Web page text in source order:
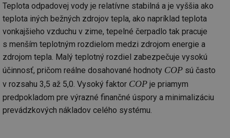
Teplota odpadovej vody je relatívne stabilná a je vyššia ako
teplota iných bežných zdrojov tepla, ako napríklad teplota
vonkajšieho vzduchu v zime, tepelné čerpadlo tak pracuje
s menším teplotným rozdielom medzi zdrojom energie a
zdrojom tepla. Malý teplotný rozdiel zabezpečuje vysokú
účinnosť, pričom reálne dosahované hodnoty COP sú často
v rozsahu 3,5 až 5,0. Vysoký faktor COP je priamym
predpokladom pre výrazné finančné úspory a minimalizáciu
prevádzkových nákladov celého systému.